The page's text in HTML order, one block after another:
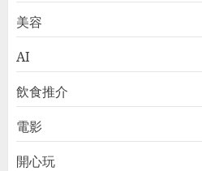
美容
AI
飲食推介
電影
開心玩